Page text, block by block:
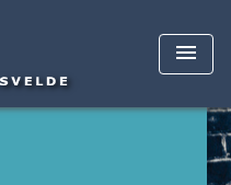
menu